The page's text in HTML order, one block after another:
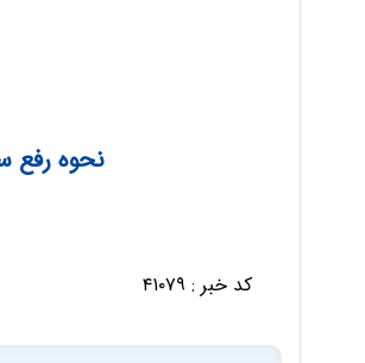
نحوه رفع
کد خبر : ۴۱۰۷۹